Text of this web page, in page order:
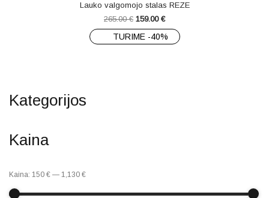
Lauko valgomojo stalas REZE
265.00€ 159.00 €
TURIME -40%
Kategorijos
Kaina
Kaina: 150 € — 1,130 €